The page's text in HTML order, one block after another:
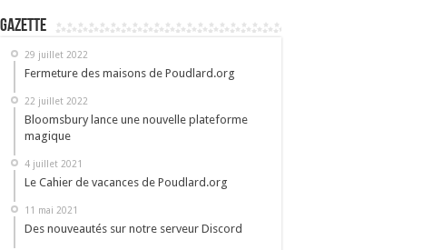
Gazette
29 juillet 2022
Fermeture des maisons de Poudlard.org
22 juillet 2022
Bloomsbury lance une nouvelle plateforme
magique
4 juillet 2021
Le Cahier de vacances de Poudlard.org
11 mai 2021
Des nouveautés sur notre serveur Discord